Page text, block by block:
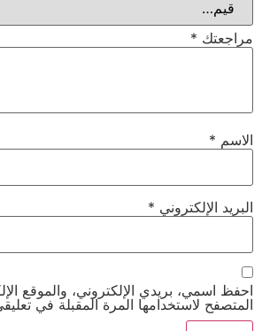
مراجعتك *
الاسم *
البريد الإلكتروني *
احفظ اسمي، بريدي الإلكتروني، والموقع
المتصفح لاستخدامها المرة المقبلة في